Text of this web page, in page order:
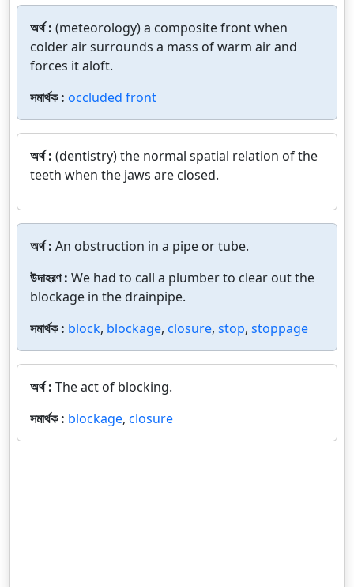
অর্থ : (meteorology) a composite front when
colder air surrounds a mass of warm air and
forces it aloft.
সমার্থক : occluded front
অর্থ : (dentistry) the normal spatial relation of the
teeth when the jaws are closed.
অর্থ : An obstruction in a pipe or tube.
উদাহরণ : We had to call a plumber to clear out the
blockage in the drainpipe.
সমার্থক : block, blockage, closure, stop, stoppage
অর্থ : The act of blocking.
সমার্থক : blockage, closure